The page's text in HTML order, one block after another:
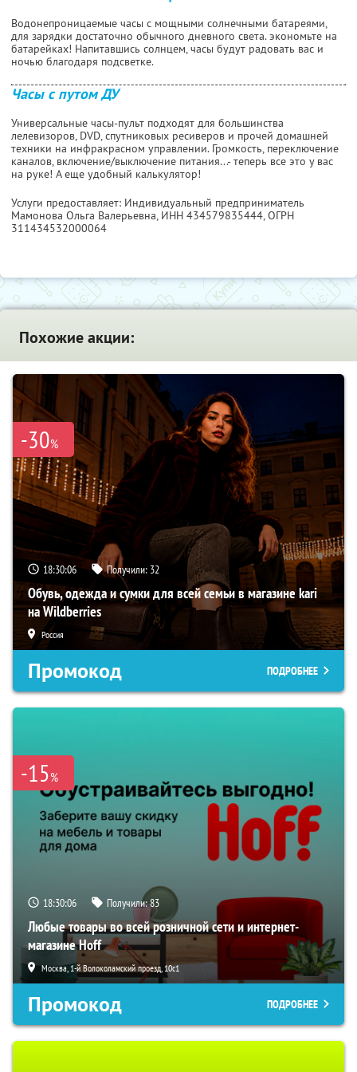
Водонепроницаемые часы с мощными солнечными батареями,
для зарядки достаточно обычного дневного света. экономьте на
батарейках! Напитавшись солнцем, часы будут радовать вас и
ночью благодаря подсветке.
Часы с путом ДУ
Универсальные часы-пульт подходят для большинства
лелевизоров, DVD, спутниковых ресиверов и прочей домашней
техники на инфракрасном управлении. Громкость, переключение
каналов, включение/выключение питания...- теперь все это у вас
на руке! А еще удобный калькулятор!
Услуги предоставляет: Индивидуальный предприниматель
Мамонова Ольга Валерьевна, ИНН 434579835444, ОГРН
311434532000064
Похожие акции:
-30%
18:30:05 Получили: 32
Обувь, одежда и сумки для всей семьи в магазине kari
на Wildberries
Россия
Промокод ПОДРОБНЕЕ
-15%
18:30:05 Получили:83
Любые товары во всей розничной сети и интернет-
магазине Hoff
Москва, 1-й Волоколамский проезд, 10с1
Промокод ПОДРОБНЕЕ